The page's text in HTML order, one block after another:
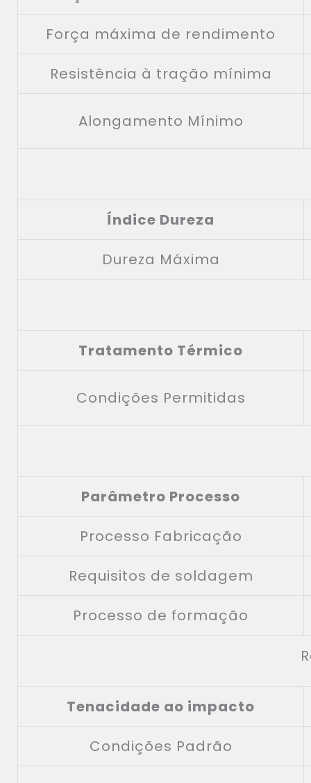
Força máxima de rendimento
Resistência à tração mínima
Alongamento Mínimo
Índice Dureza
Dureza Máxima
Tratamento Térmico
Condições Permitidas
Parâmetro Processo
Processo Fabricação
Requisitos de soldagem
Processo de formação
Tenacidade ao impacto
Condições Padrão